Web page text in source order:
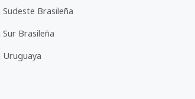
Sudeste Brasileña
Sur Brasileña
Uruguaya